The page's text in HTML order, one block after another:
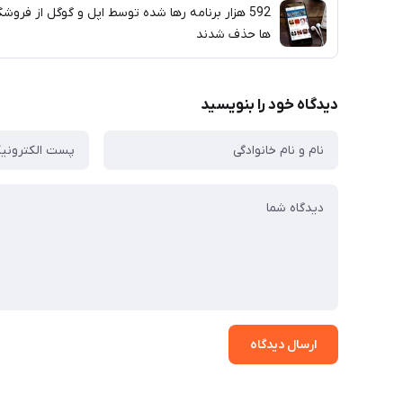
592 هزار برنامه رها شده توسط اپل و گوگل از
ها حذف شدند
دیدگاه خود را بنویسید
ارسال دیدگاه